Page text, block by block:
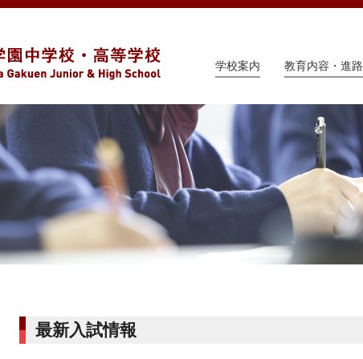
学校案内 教育内容・進路
最新入試情報